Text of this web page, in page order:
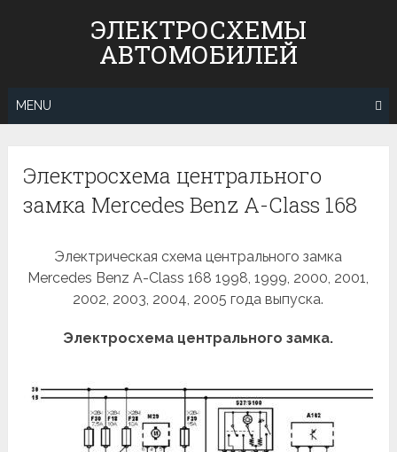
ЭЛЕКТРОСХЕМЫ
АВТОМОБИЛЕЙ
MENU
Электросхема центрального
замка Mercedes Benz A-Class 168
Электрическая схема центрального замка
Mercedes Benz A-Class 168 1998, 1999, 2000, 2001,
2002, 2003, 2004, 2005 года выпуска.
Электросхема центрального замка.